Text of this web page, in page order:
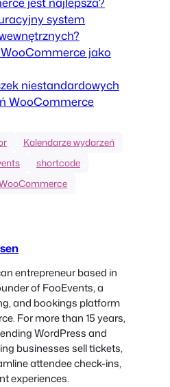
system
jako
niestandardowych
WooCommerce
Kalendarze wydarzeń
shortcode
entrepreneur based in
of FooEvents, a
and bookings platform
For more than 15 years,
WordPress and
businesses sell tickets,
attendee check-ins,
experiences.